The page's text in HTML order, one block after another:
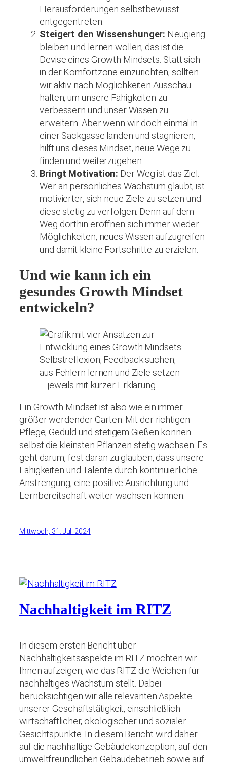
Herausforderungen selbstbewusst
entgegentreten.
Steigert den Wissenshunger: Neugierig
bleiben und lernen wollen, das ist die
Devise eines Growth Mindsets. Statt sich
in der Komfortzone einzurichten, sollten
wir aktiv nach Möglichkeiten Ausschau
halten, um unsere Fähigkeiten zu
verbessern und unser Wissen zu
erweitern. Aber wenn wir doch einmal in
einer Sackgasse landen und stagnieren,
hilft uns dieses Mindset, neue Wege zu
finden und weiterzugehen.
Bringt Motivation: Der Weg ist das Ziel.
Wer an persönliches Wachstum glaubt, ist
motivierter, sich neue Ziele zu setzen und
diese stetig zu verfolgen. Denn auf dem
Weg dorthin eröffnen sich immer wieder
Möglichkeiten, neues Wissen aufzugreifen
und damit kleine Fortschritte zu erzielen.
Und wie kann ich ein
gesundes Growth Mindset
entwickeln?
Ein Growth Mindset ist also wie ein immer
größer werdender Garten: Mit der richtigen
Pflege, Geduld und stetigem Gießen können
selbst die kleinsten Pflanzen stetig wachsen. Es
geht darum, fest daran zu glauben, dass unsere
Fähigkeiten und Talente durch kontinuierliche
Anstrengung, eine positive Ausrichtung und
Lernbereitschaft weiter wachsen können.
Mittwoch, 31. Juli 2024
Nachhaltigkeit im RITZ
In diesem ersten Bericht über
Nachhaltigkeitsaspekte im RITZ möchten wir
Ihnen aufzeigen, wie das RITZ die Weichen für
nachhaltiges Wachstum stellt. Dabei
berücksichtigen wir alle relevanten Aspekte
unserer Geschäftstätigkeit, einschließlich
wirtschaftlicher, ökologischer und sozialer
Gesichtspunkte. In diesem Bericht wird daher
auf die nachhaltige Gebäudekonzeption, auf den
umweltfreundlichen Gebäudebetrieb sowie auf